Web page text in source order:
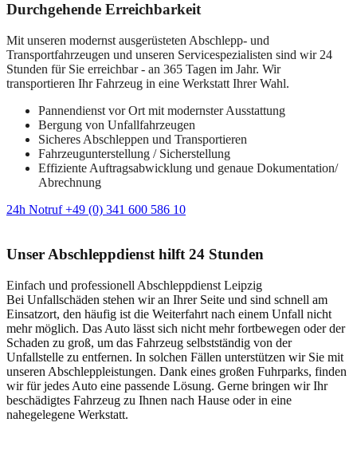
Durchgehende Erreichbarkeit
Mit unseren modernst ausgerüsteten Abschlepp- und
Transportfahrzeugen und unseren Servicespezialisten sind wir 24
Stunden für Sie erreichbar - an 365 Tagen im Jahr. Wir
transportieren Ihr Fahrzeug in eine Werkstatt Ihrer Wahl.
Pannendienst vor Ort mit modernster Ausstattung
Bergung von Unfallfahrzeugen
Sicheres Abschleppen und Transportieren
Fahrzeugunterstellung / Sicherstellung
Effiziente Auftragsabwicklung und genaue Dokumentation/
Abrechnung
24h Notruf +49 (0) 341 600 586 10
Unser Abschleppdienst hilft 24 Stunden
Einfach und professionell Abschleppdienst Leipzig
Bei Unfallschäden stehen wir an Ihrer Seite und sind schnell am
Einsatzort, den häufig ist die Weiterfahrt nach einem Unfall nicht
mehr möglich. Das Auto lässt sich nicht mehr fortbewegen oder der
Schaden zu groß, um das Fahrzeug selbstständig von der
Unfallstelle zu entfernen. In solchen Fällen unterstützen wir Sie mit
unseren Abschleppleistungen. Dank eines großen Fuhrparks, finden
wir für jedes Auto eine passende Lösung. Gerne bringen wir Ihr
beschädigtes Fahrzeug zu Ihnen nach Hause oder in eine
nahegelegene Werkstatt.